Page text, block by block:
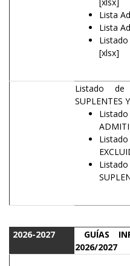
Lista
Lista
[xlsx]
Listado de
SUPLENTES
2026-2027
GUÍAS
2026/2027